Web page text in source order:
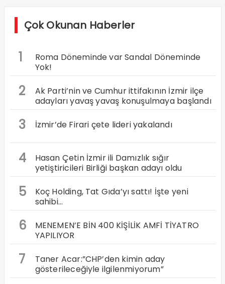
Çok Okunan Haberler
1
Roma Döneminde var Sandal Döneminde
Yok!
2
Ak Parti’nin ve Cumhur ittifakının İzmir ilçe
adayları yavaş yavaş konuşulmaya başlandı
3 İzmir’de Firari çete lideri yakalandı
4
Hasan Çetin İzmir ili Damızlık sığır
yetiştiricileri Birliği başkan adayı oldu
5
Koç Holding, Tat Gıda’yı sattı! İşte yeni
sahibi…
6
MENEMEN’E BİN 400 KİŞİLİK AMFİ TİYATRO
YAPILIYOR
7
Taner Acar:”CHP’den kimin aday
gösterileceğiyle ilgilenmiyorum”